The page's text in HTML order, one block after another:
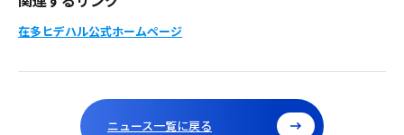
在多ヒデハル公式ホームページ
ニュース一覧に戻る